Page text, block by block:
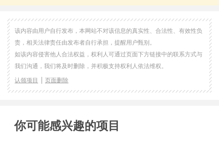
该内容由用户自行发布，本网站不对该信息的真实性、合法性、有效性负
责，相关法律责任由发布者自行承担，提醒用户甄别。
如该内容侵害他人合法权益，权利人可通过页面下方链接中的联系方式与
我们沟通，我们将及时删除，并积极支持权利人依法维权。
认领项目 页面删除
你可能感兴趣的项目